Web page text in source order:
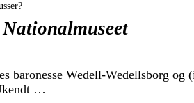
baronesse Wedell-Wedellsborg og
…